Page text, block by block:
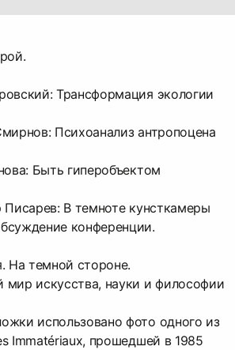
Трансформация экологии
Психоанализ антропоцена
Быть гиперобъектом
Писарев: В темноте кунсткамеры
конференции.
На темной стороне.
мир искусства, науки и философии
использовано фото одного из
Immatériaux, прошедшей в 1985